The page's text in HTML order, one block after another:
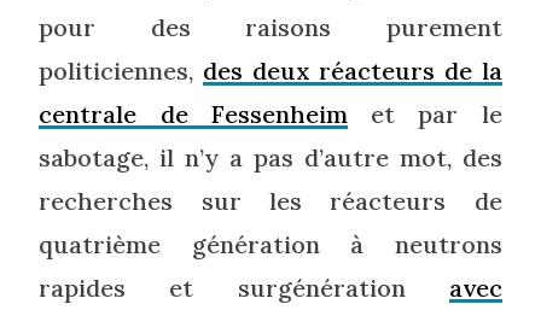
pour des raisons purement
politiciennes, des deux réacteurs de la
centrale de Fessenheimet par le
sabotage, il n’y a pas d’autre mot, des
recherches sur les réacteurs de
quatrième génération à neutrons
rapides et surgénération avec